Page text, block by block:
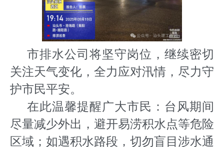
市排水公司将坚守岗位，继续密切
关注天气变化，全力应对汛情，尽力守
护市民平安。
在此温馨提醒广大市民：台风期间
尽量减少外出，避开易涝积水点等危险
区域；如遇积水路段，切勿盲目涉水通